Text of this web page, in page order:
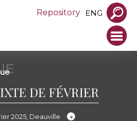
Repository ENG
DE FÉVRIER
2025, Deauville